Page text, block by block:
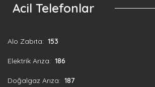
Acil Telefonlar
Alo Zabıta: 153
Elektrik Arıza: 186
Doğalgaz Arıza: 187